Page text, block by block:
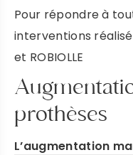
Pour répondre à
interventions
et ROBIOLLE
prothèses
L’augmentation